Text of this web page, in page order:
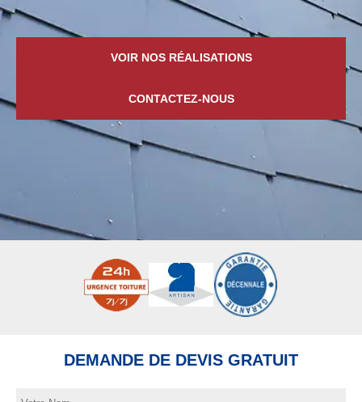
VOIR NOS RÉALISATIONS
CONTACTEZ-NOUS
DEMANDE DE DEVIS GRATUIT